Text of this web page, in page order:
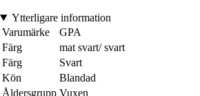
Ytterligare information
Varumärke
GPA
Färg
mat svart/ svart
Färg
Svart
Kön
Blandad
Åldersgrupp Vuxen